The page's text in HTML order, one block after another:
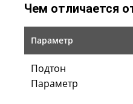
Чем отличается
Параметр
Подтон
Параметр